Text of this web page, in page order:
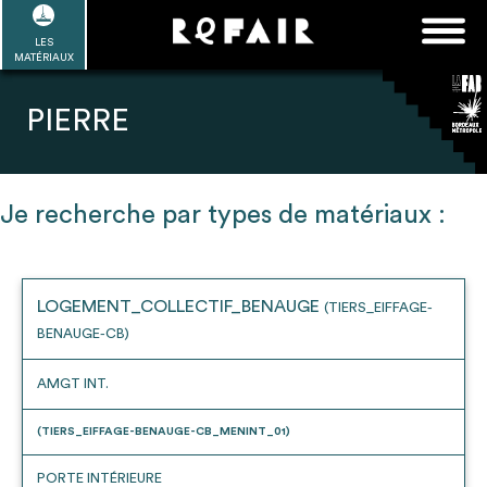
Passer
contenu
LES
MATÉRIAUX
EN SAVOIR PLUS
FAQ
Rechercher :
Refair mode d'emploi
1
Une fois connnecté, Télécharger les
PIERRE
Je recherche par types de matériaux :
LOGEMENT_COLLECTIF_BENAUGE (TIERS_EIFFAGE-
BENAUGE-CB)
AMGT INT.
(TIERS_EIFFAGE-BENAUGE-CB_MENINT_01)
PORTE INTÉRIEURE